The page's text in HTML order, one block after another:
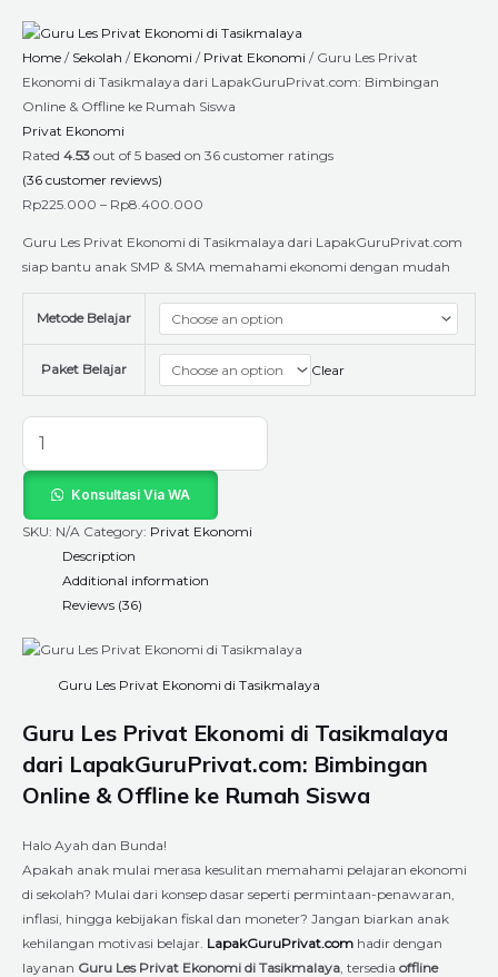
content
Home / Sekolah / Ekonomi / Privat Ekonomi / Guru Les Privat
Ekonomi di Tasikmalaya dari LapakGuruPrivat.com: Bimbingan
Online & Offline ke Rumah Siswa
Privat Ekonomi
Rated 4.53 out of 5 based on 36 customer ratings
(36 customer reviews)
Rp225.000 – Rp8.400.000
range:
Rp225.000
through
Rp8.400.000
Guru Les Privat Ekonomi di Tasikmalaya dari LapakGuruPrivat.com
siap bantu anak SMP & SMA memahami ekonomi dengan mudah
Metode Belajar
Paket Belajar Clear
Les
Privat
Ekonomi
di
Tasikmalaya
dari
LapakGuruPrivat.com:
Bimbingan
quantity
Konsultasi Via WA
SKU: N/A Category: Privat Ekonomi
Description
Additional information
Reviews (36)
Guru Les Privat Ekonomi di Tasikmalaya
Guru Les Privat Ekonomi di Tasikmalaya
dari LapakGuruPrivat.com: Bimbingan
Online & Offline ke Rumah Siswa
Halo Ayah dan Bunda!
Apakah anak mulai merasa kesulitan memahami pelajaran ekonomi
di sekolah? Mulai dari konsep dasar seperti permintaan-penawaran,
inflasi, hingga kebijakan fiskal dan moneter? Jangan biarkan anak
kehilangan motivasi belajar. LapakGuruPrivat.com hadir dengan
layanan Guru Les Privat Ekonomi di Tasikmalaya , tersedia offline